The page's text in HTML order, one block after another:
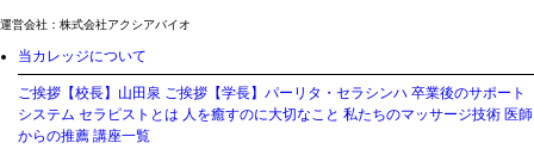
運営会社：株式会社アクシアバイオ
当カレッジについて
ご挨拶【校長】山田泉 ご挨拶【学長】パーリタ・セラシンハ 卒業後のサポート
システム セラピストとは 人を癒すのに大切なこと 私たちのマッサージ技術 医師
からの推薦 講座一覧